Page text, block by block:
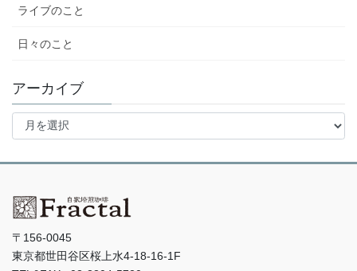
ライブのこと
日々のこと
アーカイブ
ア
イ
〒156-0045
東京都世田谷区桜上水4-18-16-1F